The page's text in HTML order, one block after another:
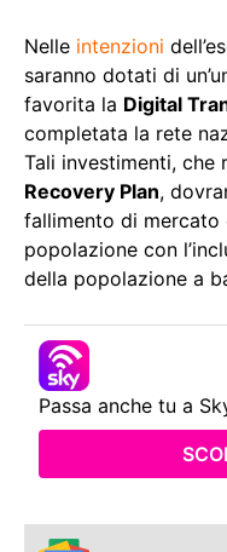
Nelle intenzioni
saranno dotati di
favorita la Digital
completata la rete
Tali investimenti, che
Recovery Plan,
fallimento di
popolazione con
della popolazione a
Passa anche tu a